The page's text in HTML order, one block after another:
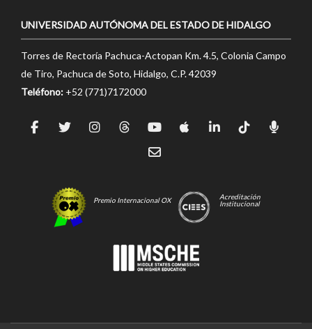
UNIVERSIDAD AUTÓNOMA DEL ESTADO DE HIDALGO
Torres de Rectoría Pachuca-Actopan Km. 4.5, Colonia Campo
de Tiro, Pachuca de Soto, Hidalgo, C.P. 42039
Teléfono: +52 (771)7172000
Premio Internacional OX
Acreditación
Institucional